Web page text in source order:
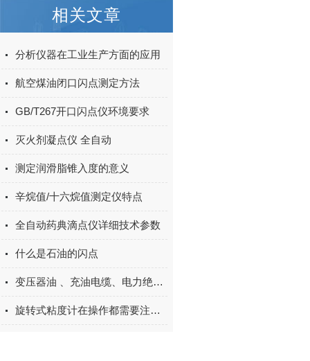
相关文章
分析仪器在工业生产方面的应用
航空煤油闭口闪点测定方法
GB/T267开口闪点仪环境要求
灭火剂凝点仪 全自动
测定润滑脂锥入度的意义
辛烷值/十六烷值测定仪特点
全自动药典滴点仪详细技术参数
什么是石油的闪点
变压器油 、充油电缆、电力绝缘油耐压测试仪注意事项和维护
旋转式粘度计在操作都需要注意些什么呢